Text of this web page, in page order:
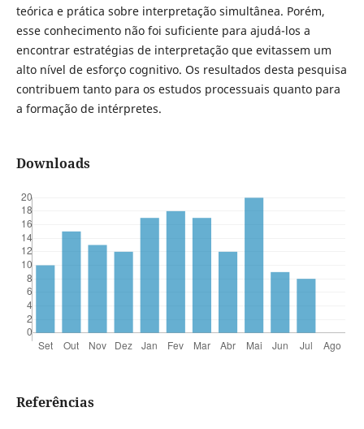
teórica e prática sobre interpretação simultânea. Porém,
esse conhecimento não foi suficiente para ajudá-los a
encontrar estratégias de interpretação que evitassem um
alto nível de esforço cognitivo. Os resultados desta pesquisa
contribuem tanto para os estudos processuais quanto para
a formação de intérpretes.
Downloads
Referências